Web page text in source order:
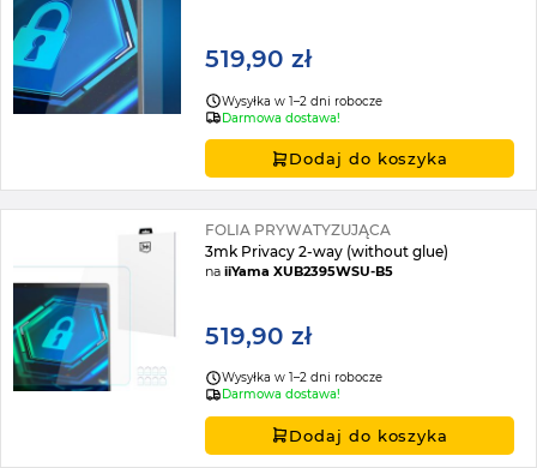
519,90 zł
Wysyłka w 1–2 dni robocze
Darmowa dostawa!
Dodaj do koszyka
FOLIA PRYWATYZUJĄCA
3mk Privacy 2-way (without glue)
naiiYama XUB2395WSU-B5
519,90 zł
Wysyłka w 1–2 dni robocze
Darmowa dostawa!
Dodaj do koszyka